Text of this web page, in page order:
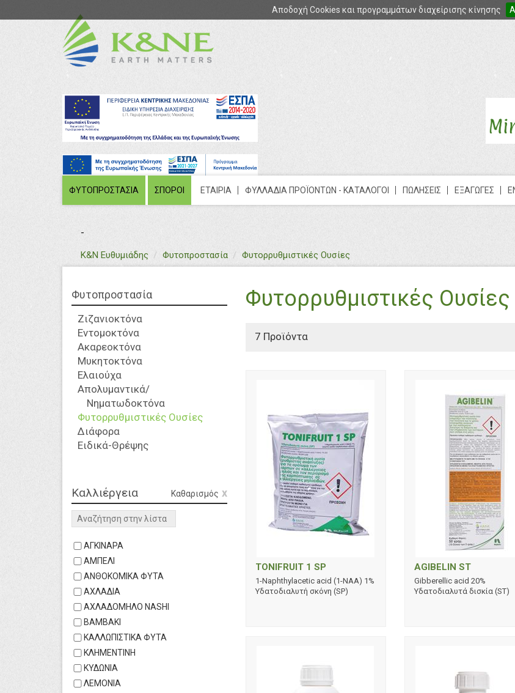
Αποδοχή Cookies και προγραμμάτων διαχείρισης κίνησης
ΦΥΤΟΠΡΟΣΤΑΣΙΑ ΣΠΟΡΟΙ ΕΤΑΙΡΙΑ ΦΥΛΛΑΔΙΑ ΠΡΟΪΟΝΤΩΝ - ΚΑΤΑΛΟΓΟΙ ΠΩΛΗΣΕΙΣ ΕΞΑΓΩΓΕΣ
-
Κ&Ν Ευθυμιάδης textΦυτοπροστασία Φυτορρυθμιστικές Ουσίες
Φυτοπροστασία
Ζιζανιοκτόνα
Εντομοκτόνα
Ακαρεοκτόνα
Μυκητοκτόνα
Ελαιούχα
Απολυμαντικά/
Νηματωδοκτόνα
Φυτορρυθμιστικές Ουσίες
Διάφορα
Ειδικά-Θρέψης
Καλλιέργεια
search
Καθαρισμός
ΑΓΚΙΝΑΡΑ
ΑΜΠΕΛΙ
ΑΝΘΟΚΟΜΙΚΑ ΦΥΤΑ
ΑΧΛΑΔΙΑ
ΑΧΛΑΔΟΜΗΛΟ NASHI
ΒΑΜΒΑΚΙ
ΚΑΛΛΩΠΙΣΤΙΚΑ ΦΥΤΑ
ΚΛΗΜΕΝΤΙΝΗ
ΚΥΔΩΝΙΑ
ΛΕΜΟΝΙΑ
Φυτορρυθμιστικές Ουσίες
7 Προϊόντα
TONIFRUIT 1 SP
1-Naphthylacetic acid (1-NAA) 1%
Υδατοδιαλυτή σκόνη (SP)
AGIBELIN ST
Gibberellic acid 20%
Υδατοδιαλυτά δισκία (ST)